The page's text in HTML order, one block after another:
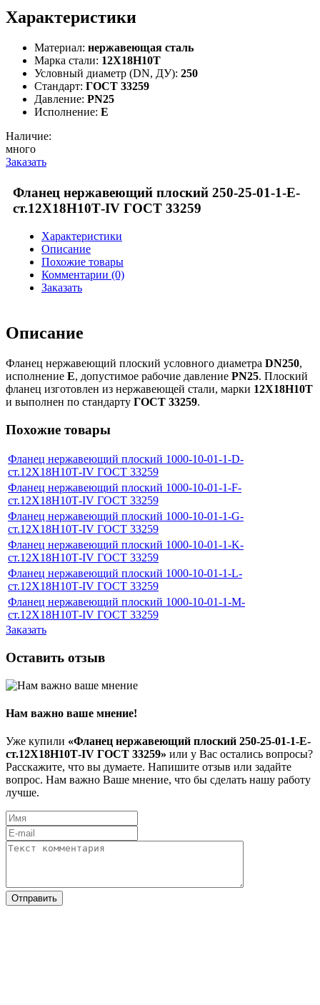
Характеристики
Материал: нержавеющая сталь
Марка стали: 12Х18Н10Т
Условный диаметр (DN, ДУ): 250
Стандарт: ГОСТ 33259
Давление: PN25
Исполнение: E
Наличие:
много
Заказать
Фланец нержавеющий плоский 250-25-01-1-Е-
ст.12Х18Н10Т-IV ГОСТ 33259
Характеристики
Описание
Похожие товары
Комментарии (0)
Заказать
Описание
Фланец нержавеющий плоский условного диаметра DN250,
исполнение E, допустимое рабочие давление PN25. Плоский
фланец изготовлен из нержавеющей стали, марки 12Х18Н10Т
и выполнен по стандарту ГОСТ 33259.
Похожие товары
Фланец нержавеющий плоский 1000-10-01-1-D-
ст.12Х18Н10Т-IV ГОСТ 33259
Фланец нержавеющий плоский 1000-10-01-1-F-
ст.12Х18Н10Т-IV ГОСТ 33259
Фланец нержавеющий плоский 1000-10-01-1-G-
ст.12Х18Н10Т-IV ГОСТ 33259
Фланец нержавеющий плоский 1000-10-01-1-K-
ст.12Х18Н10Т-IV ГОСТ 33259
Фланец нержавеющий плоский 1000-10-01-1-L-
ст.12Х18Н10Т-IV ГОСТ 33259
Фланец нержавеющий плоский 1000-10-01-1-M-
ст.12Х18Н10Т-IV ГОСТ 33259
Заказать
Оставить отзыв
Нам важно ваше мнение!
Уже купили «Фланец нержавеющий плоский 250-25-01-1-Е-
ст.12Х18Н10Т-IV ГОСТ 33259» или у Вас остались вопросы?
Расскажите, что вы думаете. Напишите отзыв или задайте
вопрос. Нам важно Ваше мнение, что бы сделать нашу работу
лучше.